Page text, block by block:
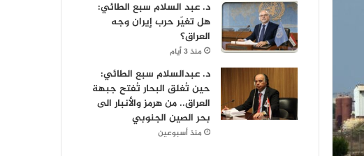
د. عبد السلام سبع الطائي:
هل تغيّر حرب إيران وجه
العراق؟
منذ 3 أيام
د. عبدالسلام سبع الطائي:
حين تُغلق البحار تُفتح جبهة
العراق.. من هرمز والأنبار الى
بحر الصين الجنوبي
منذ أسبوعين